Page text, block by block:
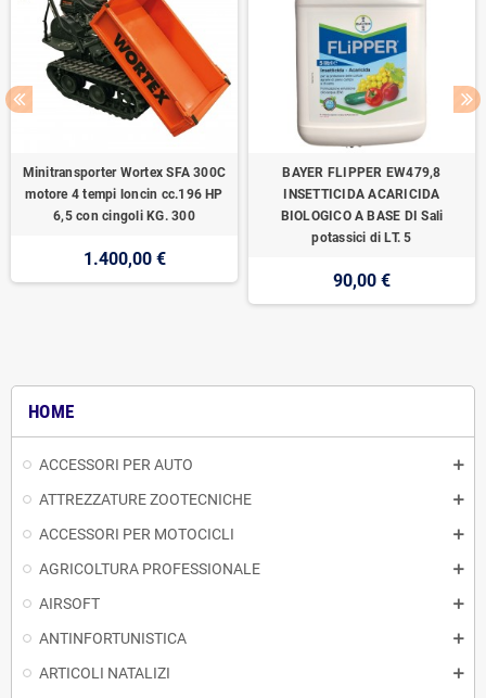
HOME
ACCESSORI PER AUTO
ATTREZZATURE ZOOTECNICHE
ACCESSORI PER MOTOCICLI
AGRICOLTURA PROFESSIONALE
AIRSOFT
ANTINFORTUNISTICA
ARTICOLI NATALIZI
Minitransporter Wortex SFA 300C
motore 4 tempi loncin cc.196 HP
6,5 con cingoli KG. 300
1.400,00 €
BAYER FLIPPER EW479,8
INSETTICIDA ACARICIDA
BIOLOGICO A BASE DI Sali
potassici di LT. 5
90,00 €